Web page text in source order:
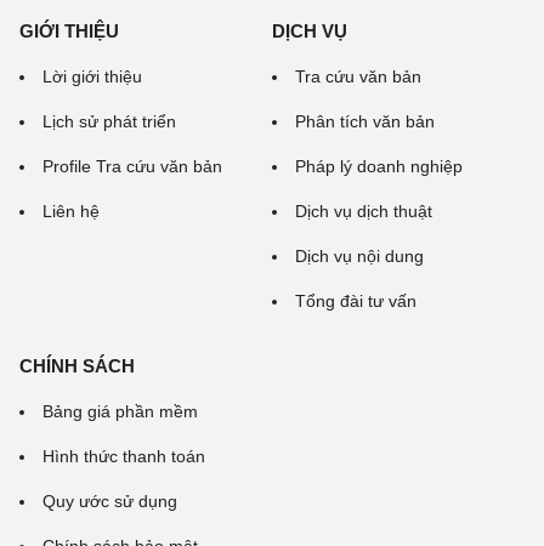
GIỚI THIỆU
Lời giới thiệu
Lịch sử phát triển
Profile Tra cứu văn bản
Liên hệ
DỊCH VỤ
Tra cứu văn bản
Phân tích văn bản
Pháp lý doanh nghiệp
Dịch vụ dịch thuật
Dịch vụ nội dung
Tổng đài tư vấn
CHÍNH SÁCH
Bảng giá phần mềm
Hình thức thanh toán
Quy ước sử dụng